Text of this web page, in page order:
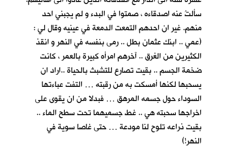
سألتُ عنه اصدقاءه ، صمتوا في البدء و لم يجبني احد
منهم. غير ان احدهم التمعت الدمعة في عينيه وقال لي :
(عمي .. ابنك عثمان بطل .. رمى بنفسه في النهر و انقذ
الكثيرين من الغرق .. آخرهم امرأه كبيرة بالعمر ، كانت
ضخمة الجسم .. بقيت تصارع للتشبث بالحياة ..اراد ان
يسحبها لكنها أمسكت به من رقبته … التفت عباءتها
السوداء حول جسمه المرهق … فبدلا من ان يقوى على
اخراجها سحبته هي .. غط جسميهما تحت سطح الماء ..
بقيت ذراعه تلوح لنا مودعة … حتى غاصا سوية في
النهر!)